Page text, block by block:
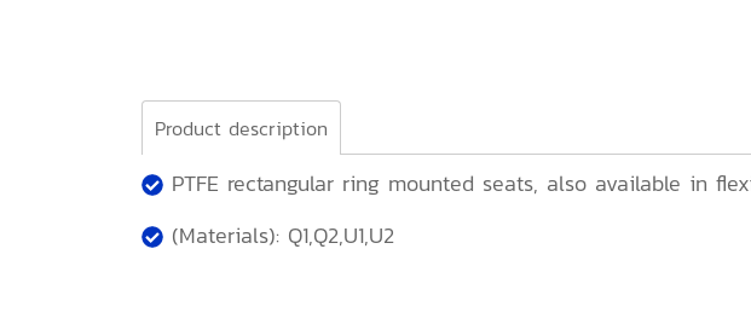
Product description
PTFE rectangular ring mounted seats, also available in
(Materials): Q1,Q2,U1,U2